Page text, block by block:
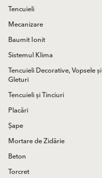
Tencuieli
Mecanizare
Baumit Ionit
Sistemul Klima
Tencuieli Decorative, Vopsele și
Gleturi
Tencuieli și Tinciuri
Placări
Șape
Mortare de Zidărie
Beton
Torcret